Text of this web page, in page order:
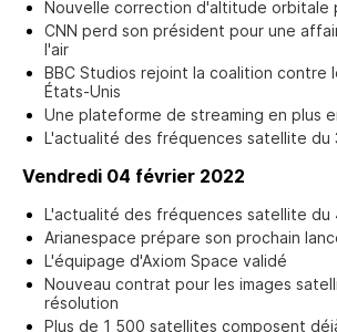
Nouvelle correction d'altitude orbitale
CNN perd son président pour une
l'air
BBC Studios rejoint la coalition contre
États-Unis
Une plateforme de streaming en plus
L'actualité des fréquences satellite du
Vendredi 04 février 2022
L'actualité des fréquences satellite du
Arianespace prépare son prochain
L'équipage d'Axiom Space validé
Nouveau contrat pour les images
résolution
Plus de 1 500 satellites composent